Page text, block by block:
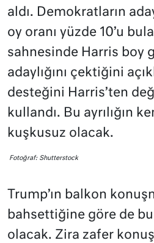
aldı. Demokratların
oy oranı yüzde 10’u
sahnesinde Harris boy
adaylığını çektiğini
desteğini Harris’ten
kullandı. Bu ayrılığın
kuşkusuz olacak.
Fotoğraf: Shutterstock
Trump’ın balkon
bahsettiğine göre de bu
olacak. Zira zafer